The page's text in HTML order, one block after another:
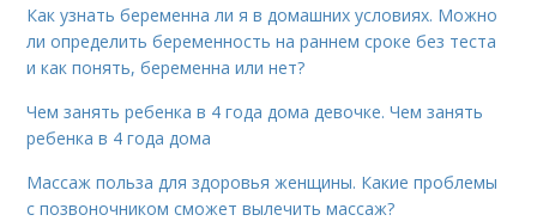
Как узнать беременна ли я в домашних условиях. Можно
ли определить беременность на раннем сроке без теста
и как понять, беременна или нет?
Чем занять ребенка в 4 года дома девочке. Чем занять
ребенка в 4 года дома
Массаж польза для здоровья женщины. Какие проблемы
с позвоночником сможет вылечить массаж?